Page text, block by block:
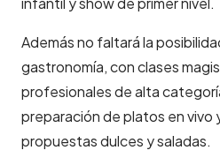
Además no faltará la
gastronomía, con clases
profesionales de alta
preparación de platos en vivo
propuestas dulces y saladas.